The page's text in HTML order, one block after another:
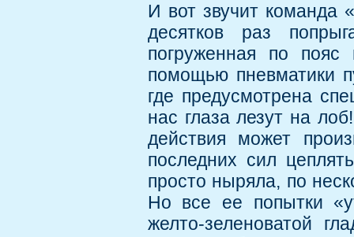
И вот звучит команда
десятков раз
погруженная по пояс
помощью пневматики
где предусмотрена
нас глаза лезут на
действия может
последних сил
просто ныряла, по
Но все ее попытки
желто-зеленоватой